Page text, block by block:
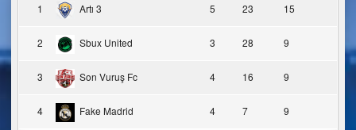
1 Artı 3 5 23 15
2 Sbux United 3 28 9
3 Son Vuruş Fc 4 16 9
4 Fake Madrid 4 7 9